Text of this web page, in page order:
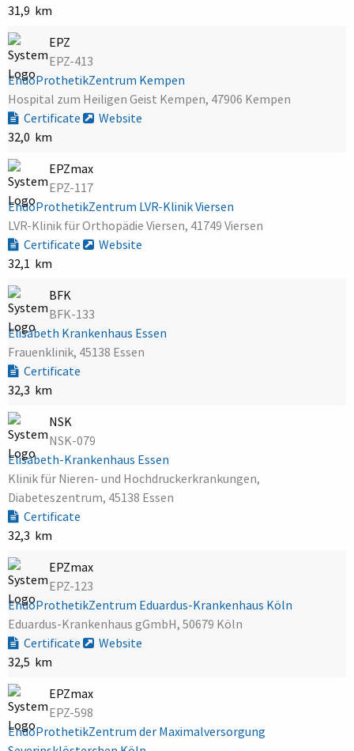
31,9 km
EPZ
EPZ-413
EndoProthetikZentrum Kempen
Hospital zum Heiligen Geist Kempen, 47906 Kempen
Certificate
Website
32,0 km
EPZmax
EPZ-117
EndoProthetikZentrum LVR-Klinik Viersen
LVR-Klinik für Orthopädie Viersen, 41749 Viersen
Certificate
Website
32,1 km
BFK
BFK-133
Elisabeth Krankenhaus Essen
Frauenklinik, 45138 Essen
Certificate
32,3 km
NSK
NSK-079
Elisabeth-Krankenhaus Essen
Klinik für Nieren- und Hochdruckerkrankungen,
Diabeteszentrum, 45138 Essen
Certificate
32,3 km
EPZmax
EPZ-123
EndoProthetikZentrum Eduardus-Krankenhaus Köln
Eduardus-Krankenhaus gGmbH, 50679 Köln
Certificate
Website
32,5 km
EPZmax
EPZ-598
EndoProthetikZentrum der Maximalversorgung